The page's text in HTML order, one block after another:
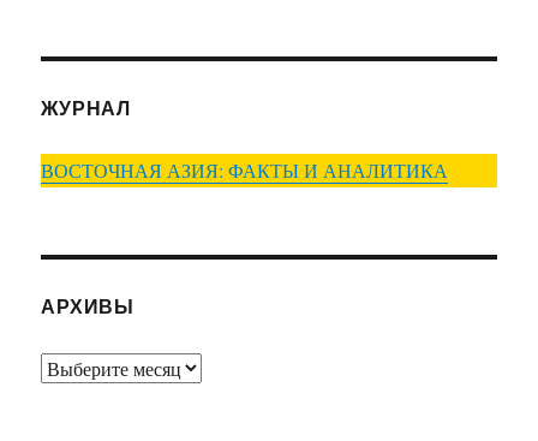
ЖУРНАЛ
ВОСТОЧНАЯ АЗИЯ: ФАКТЫ И АНАЛИТИКА
АРХИВЫ
Архивы